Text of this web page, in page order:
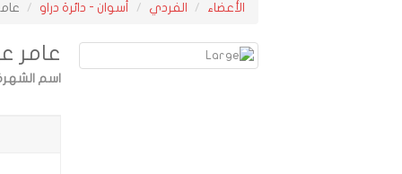
الأعضاء الفردي أسوان - دائرة دراو
عامر
اسم